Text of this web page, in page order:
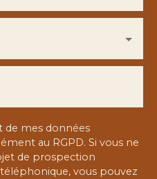
de mes données
au RGPD. Si vous ne
de prospection
vous pouvez